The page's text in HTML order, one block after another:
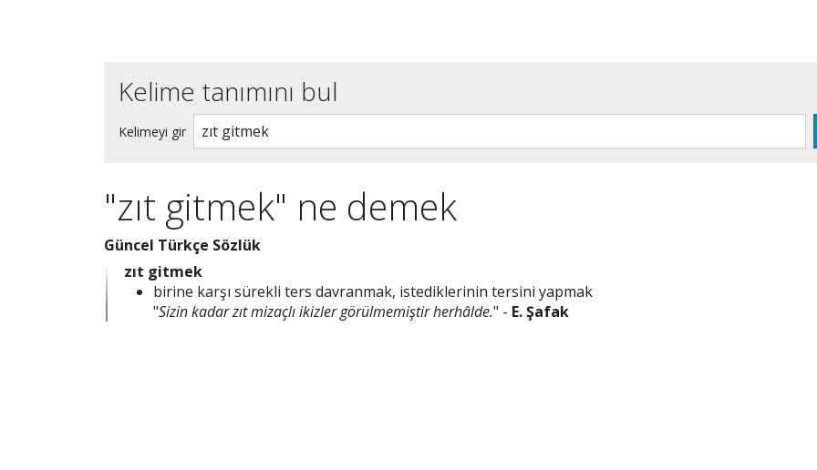
Kelime tanımını bul
Kelimeyi gir
"zıt gitmek" ne demek
Güncel Türkçe Sözlük
zıt gitmek
birine karşı sürekli ters davranmak, istediklerinin tersini yapmak
"Sizin kadar zıt mizaçlı ikizler görülmemiştir herhâlde." - E. Şafak